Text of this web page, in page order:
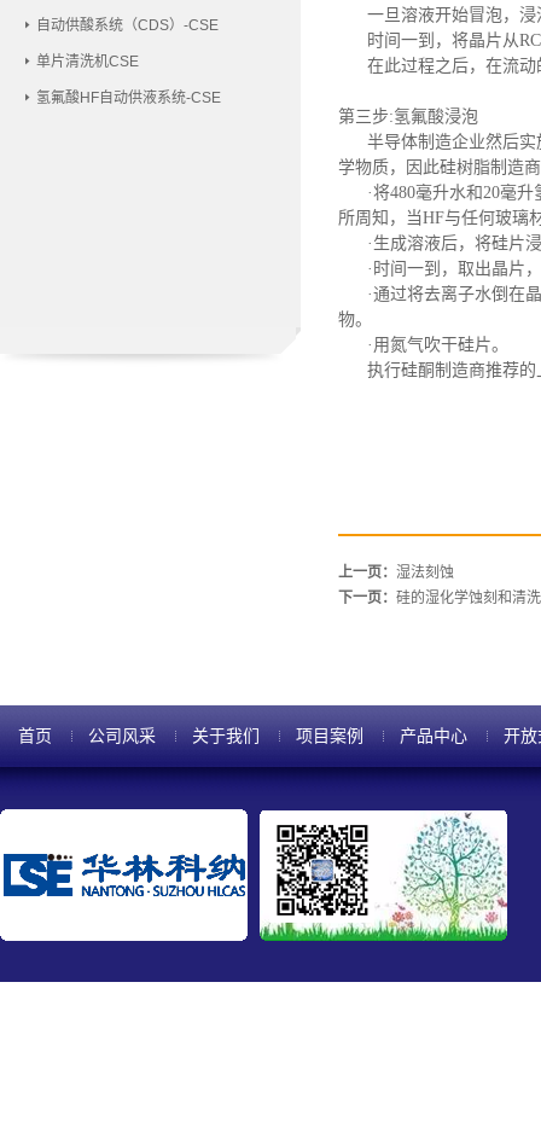
自动供酸系统（CDS）-CSE
单片清洗机CSE
氢氟酸HF自动供液系统-CSE
一旦溶液开始冒泡，浸
时间一到，将晶片从
在此过程之后，在流
第三步:氢氟酸浸泡
半导体制造企业然后
学物质，因此硅树脂制造
·将480毫升水和20毫
所周知，当HF与任何玻璃
·生成溶液后，将硅片
·时间一到，取出晶片
·通过将去离子水倒在
物。
·用氮气吹干硅片。
执行硅酮制造商推荐
上一页： 湿法刻蚀
下一页： 硅的湿化学蚀刻和清洗
首页 公司风采 关于我们 项目案例 产品中心 开放